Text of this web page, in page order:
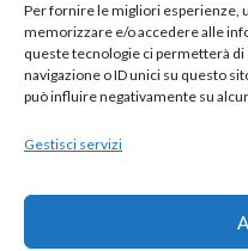
Per fornire le migliori esperienze,
memorizzare e/o accedere alle
queste tecnologie ci permetterà
navigazione o ID unici su questo
può influire negativamente su
Gestisci servizi
antoniopalumbo.it
Cookie Policy (UE)
Privacy Policy